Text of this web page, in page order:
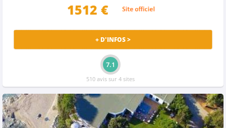
1512 €
+ D'INFOS >
7.1
510 avis sur 4 sites